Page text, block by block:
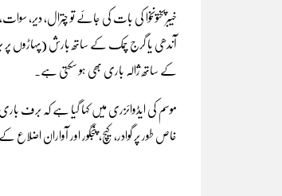
خیبرپختونخوا کی بات کی جائے تو چترال، دیر،
کے ساتھ ژالہ باری بھی ہو سکتی ہے۔
خاص طور پر گوادر، کیچ، پنجگور اور آواران